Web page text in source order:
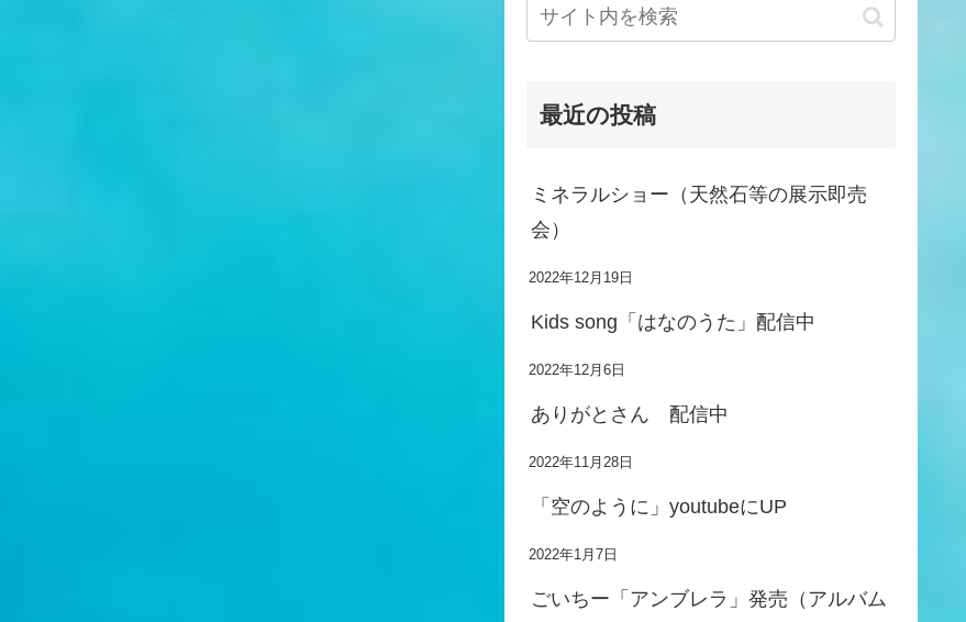
最近の投稿
ミネラルショー（天然石等の展示即売
会）
2022年12月19日
Kids song「はなのうた」配信中
2022年12月6日
ありがとさん 配信中
2022年11月28日
「空のように」youtubeにUP
2022年1月7日
ごいちー「アンブレラ」発売（アルバム